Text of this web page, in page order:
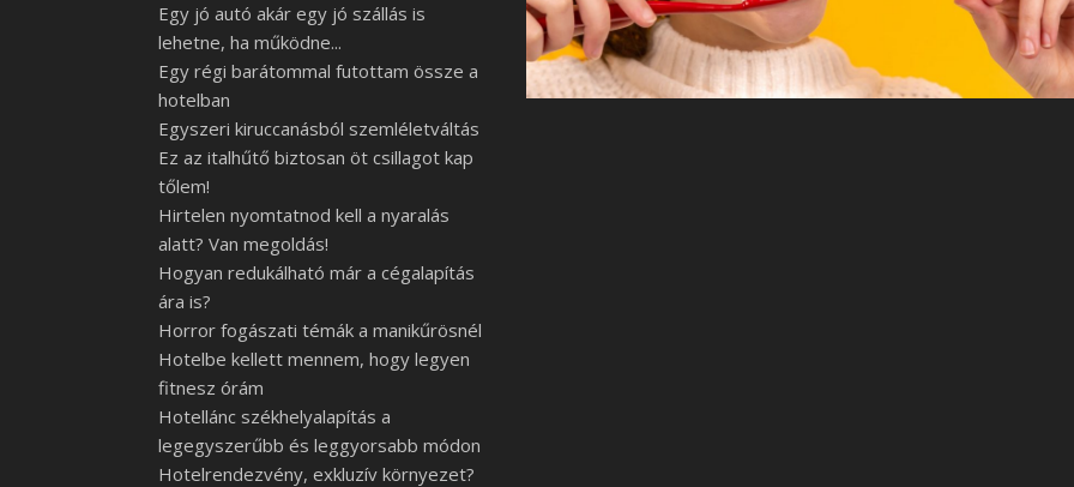
Egy jó autó akár egy jó szállás is
lehetne, ha működne...
Egy régi barátommal futottam össze a
hotelban
Egyszeri kiruccanásból szemléletváltás
Ez az italhűtő biztosan öt csillagot kap
tőlem!
Hirtelen nyomtatnod kell a nyaralás
alatt? Van megoldás!
Hogyan redukálható már a cégalapítás
ára is?
Horror fogászati témák a manikűrösnél
Hotelbe kellett mennem, hogy legyen
fitnesz órám
Hotellánc székhelyalapítás a
legegyszerűbb és leggyorsabb módon
Hotelrendezvény, exkluzív környezet?